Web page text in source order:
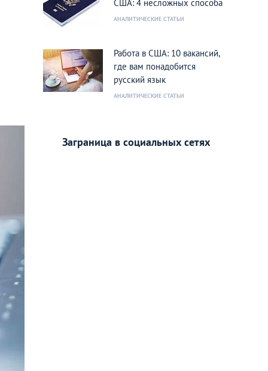
США: 4 несложных способа
АНАЛИТИЧЕСКИЕ СТАТЬИ
Работа в США: 10 вакансий,
где вам понадобится
русский язык
АНАЛИТИЧЕСКИЕ СТАТЬИ
Заграница в социальных сетях